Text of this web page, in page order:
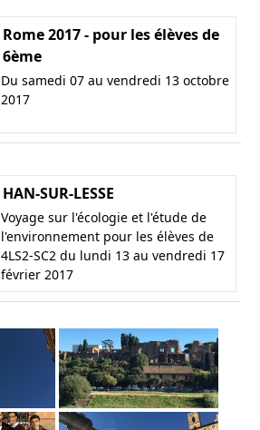
Rome 2017 - pour les élèves de
6ème
Du samedi 07 au vendredi 13 octobre
2017
HAN-SUR-LESSE
Voyage sur l'écologie et l'étude de
l'environnement pour les élèves de
4LS2-SC2 du lundi 13 au vendredi 17
février 2017